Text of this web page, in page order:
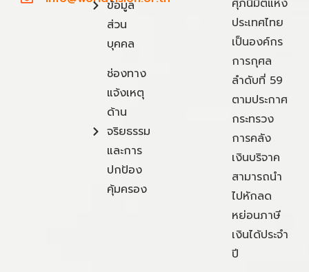
ข้อมูล
ส่วน
บุคคล
ช่องทาง
แจ้งเหตุ
ด้าน
จริยธรรม
และการ
ปกป้อง
คุ้มครอง
ประเทศไทย
เป็นองค์กร
การกุศล
ลำดับที่ 59
ตามประกาศ
กระทรวง
การคลัง
เงินบริจาค
สามารถนำ
ไปหักลด
หย่อนภาษี
เงินได้ประจำ
ปี